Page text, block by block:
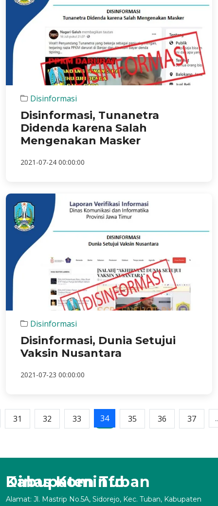
Disinformasi
Disinformasi, Tunanetra
Didenda karena Salah
Mengenakan Masker
2021-07-24 00:00:00
Disinformasi
Disinformasi, Dunia Setujui
Vaksin Nusantara
2021-07-23 00:00:00
31 32 33 34 35 36 37
Dinas Kominfo Kabupaten Tuban
Alamat: Jl. Mastrip No.5A, Sidorejo, Kec. Tuban, Kabupaten